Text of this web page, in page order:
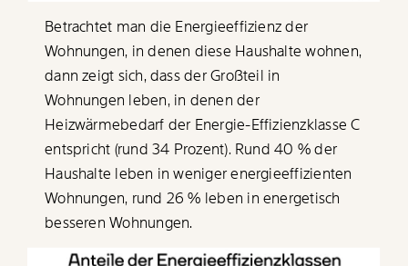
Betrachtet man die Energieeffizienz der
Wohnungen, in denen diese Haushalte wohnen,
dann zeigt sich, dass der Großteil in
Wohnungen leben, in denen der
Heizwärmebedarf der Energie-Effizienzklasse C
entspricht (rund 34 Prozent). Rund 40 % der
Haushalte leben in weniger energieeffizienten
Wohnungen, rund 26 % leben in energetisch
besseren Wohnungen.